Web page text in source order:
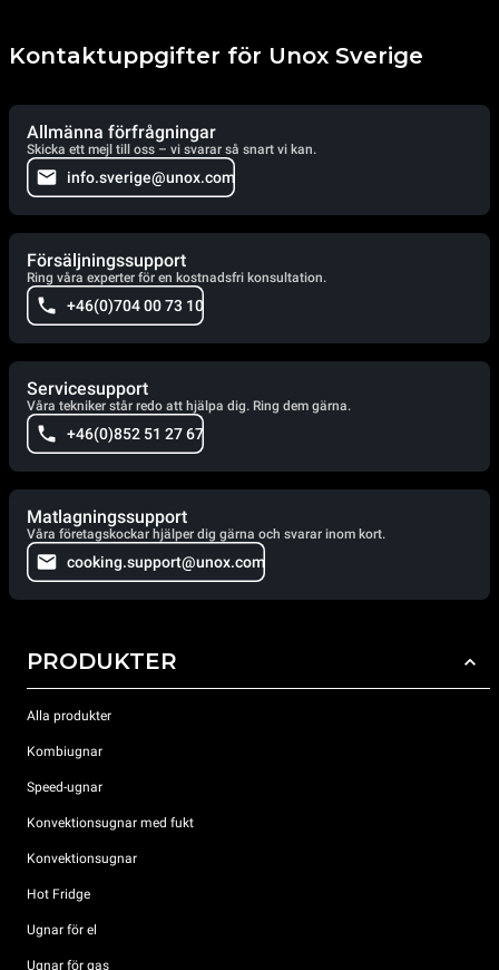
Kontaktuppgifter för Unox Sverige
Allmänna förfrågningar
Skicka ett mejl till oss – vi svarar så snart vi kan.
info.sverige@unox.com
Försäljningssupport
Ring våra experter för en kostnadsfri konsultation.
+46(0)704 00 73 10
Servicesupport
Våra tekniker står redo att hjälpa dig. Ring dem gärna.
+46(0)852 51 27 67
Matlagningssupport
Våra företagskockar hjälper dig gärna och svarar inom kort.
cooking.support@unox.com
PRODUKTER
Alla produkter
Kombiugnar
Speed-ugnar
Konvektionsugnar med fukt
Konvektionsugnar
Hot Fridge
Ugnar för el
Ugnar för gas